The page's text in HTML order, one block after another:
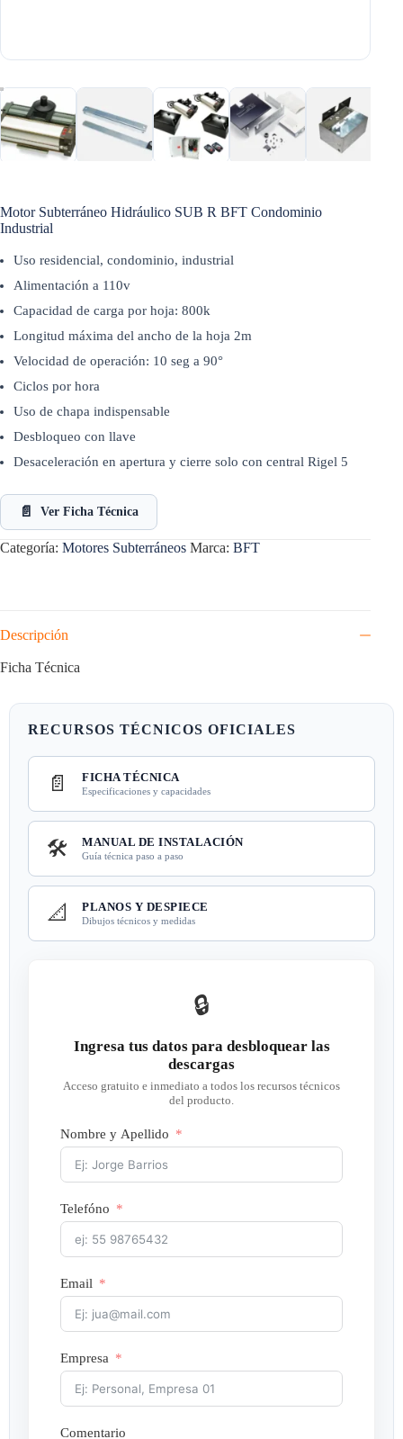
Motor Subterráneo Hidráulico SUB R BFT Condominio
Industrial
Uso residencial, condominio, industrial
Alimentación a 110v
Capacidad de carga por hoja: 800k
Longitud máxima del ancho de la hoja 2m
Velocidad de operación: 10 seg a 90°
Ciclos por hora
Uso de chapa indispensable
Desbloqueo con llave
Desaceleración en apertura y cierre solo con central Rigel 5
📄 Ver Ficha Técnica
Categoría: Motores Subterráneos Marca: BFT
Descripción
Ficha Técnica
RECURSOS TÉCNICOS OFICIALES
📄 FICHA TÉCNICA
Especificaciones y capacidades
🛠️ MANUAL DE INSTALACIÓN
Guía técnica paso a paso
📐 PLANOS Y DESPIECE
Dibujos técnicos y medidas
🔒
Ingresa tus datos para desbloquear las
descargas
Acceso gratuito e inmediato a todos los recursos técnicos
del producto.
Nombre y Apellido
Telefóno
Email
Empresa
Comentario